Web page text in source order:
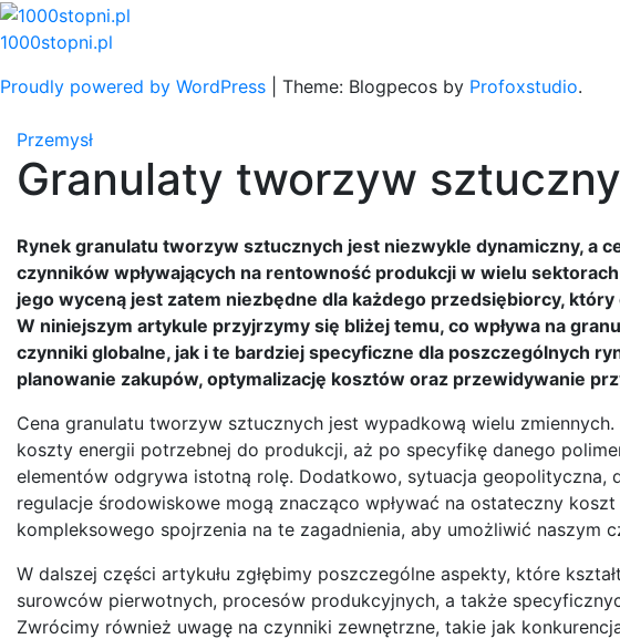
Skip
to
1000stopni.pl
Proudly powered by WordPress
Theme: Blogpecos by Profoxstudio.
Przemysł
Granulaty tworzyw
Rynek granulatu tworzyw sztucznych jest niezwykle dynamiczny, a
czynników wpływających na rentowność produkcji w wielu
jego wyceną jest zatem niezbędne dla każdego przedsiębiorcy,
W niniejszym artykule przyjrzymy się bliżej temu, co wpływa na
czynniki globalne, jak i te bardziej specyficzne dla poszczególnych
planowanie zakupów, optymalizację kosztów oraz przewidywanie
Cena granulatu tworzyw sztucznych jest wypadkową wielu
koszty energii potrzebnej do produkcji, aż po specyfikę danego
elementów odgrywa istotną rolę. Dodatkowo, sytuacja
regulacje środowiskowe mogą znacząco wpływać na ostateczny
kompleksowego spojrzenia na te zagadnienia, aby umożliwić naszym
W dalszej części artykułu zgłębimy poszczególne aspekty, które
surowców pierwotnych, procesów produkcyjnych, a także
Zwrócimy również uwagę na czynniki zewnętrzne, takie jak